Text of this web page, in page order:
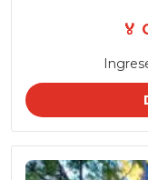
🏅